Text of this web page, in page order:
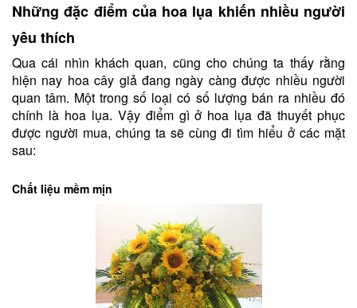
Những đặc điểm của hoa lụa khiến nhiều người
yêu thích
Qua cái nhìn khách quan, cũng cho chúng ta thấy rằng
hiện nay hoa cây giả đang ngày càng được nhiều người
quan tâm. Một trong số loại có số lượng bán ra nhiều đó
chính là hoa lụa. Vậy điểm gì ở hoa lụa đã thuyết phục
được người mua, chúng ta sẽ cùng đi tìm hiểu ở các mặt
sau:
Chất liệu mềm mịn